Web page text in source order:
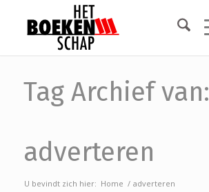
Tag Archief van:
adverteren
U bevindt zich hier: Home / adverteren